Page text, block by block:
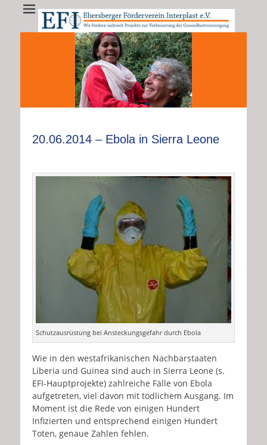
EFI - Ebersberger
Förderverein
Interplast e.V.
EFI e.V. fördert weltweit Projekte zur Verbesserung der
Gesundheitsversorgung
•••••••••••
20.06.2014 – Ebola in Sierra Leone
Schutzausrüstung bei Ansteckungsgefahr durch Ebola
Wie in den westafrikanischen Nachbarstaaten
Liberia und Guinea sind auch in Sierra Leone (s.
EFI-Hauptprojekte) zahlreiche Fälle von Ebola
aufgetreten, viel davon mit tödlichem Ausgang. Im
Moment ist die Rede von einigen Hundert
Infizierten und entsprechend einigen Hundert
Toten, genaue Zahlen fehlen.